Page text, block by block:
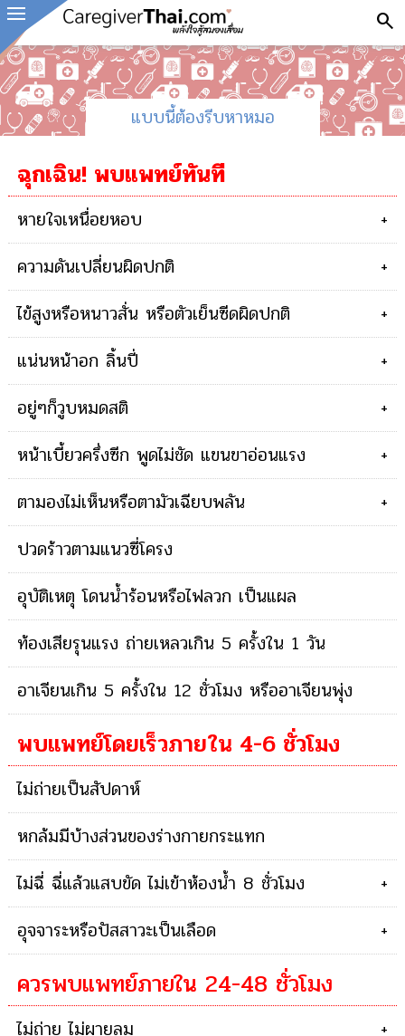
search
แบบนี้ต้องรีบหาหมอ
ฉุกเฉิน! พบแพทย์ทันที
หายใจเหนื่อยหอบ
+
ความดันเปลี่ยนผิดปกติ
+
ไข้สูงหรือหนาวสั่น หรือตัวเย็นซีดผิดปกติ
+
แน่นหน้าอก ลิ้นปี่
+
อยู่ๆก็วูบหมดสติ
+
หน้าเบี้ยวครึ่งซีก พูดไม่ชัด แขนขาอ่อนแรง
+
ตามองไม่เห็นหรือตามัวเฉียบพลัน
+
ปวดร้าวตามแนวซี่โครง
อุบัติเหตุ โดนน้ำร้อนหรือไฟลวก เป็นแผล
ท้องเสียรุนแรง ถ่ายเหลวเกิน 5 ครั้งใน 1 วัน
อาเจียนเกิน 5 ครั้งใน 12 ชั่วโมง หรืออาเจียนพุ่ง
พบแพทย์โดยเร็วภายใน 4-6 ชั่วโมง
ไม่ถ่ายเป็นสัปดาห์
หกล้มมีบ้างส่วนของร่างกายกระแทก
ไม่ฉี่ ฉี่แล้วแสบขัด ไม่เข้าห้องน้ำ 8 ชั่วโมง
+
อุจจาระหรือปัสสาวะเป็นเลือด
+
ควรพบแพทย์ภายใน 24-48 ชั่วโมง
ไม่ถ่าย ไม่ผายลม
+